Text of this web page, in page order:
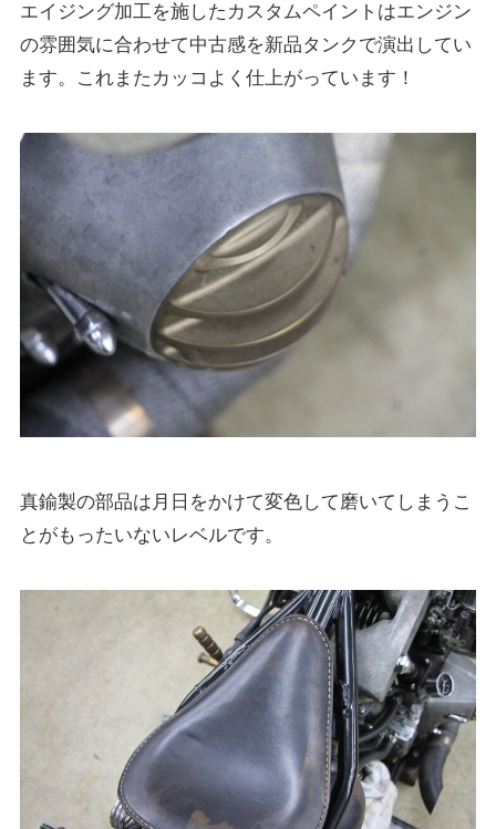
エイジング加工を施したカスタムペイントはエンジン
の雰囲気に合わせて中古感を新品タンクで演出してい
ます。これまたカッコよく仕上がっています！
真鍮製の部品は月日をかけて変色して磨いてしまうこ
とがもったいないレベルです。